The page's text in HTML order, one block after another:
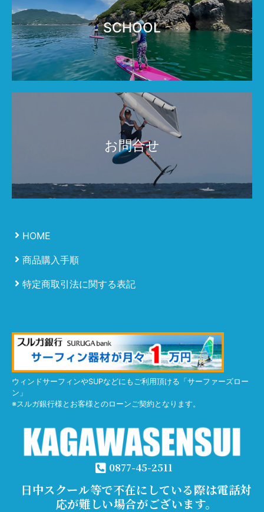
SCHOOL
お問合せ
HOME
商品購入手順
特定商取引法に関する表記
ウィンドサーフィンやSUPなどにもご利用頂ける「サーファーズロー
ン」
※スルガ銀行様とお客様とのローンご契約となります。
0877-45-2511
日中スクール等で不在にしている際は電話対
応が難しい場合がございます。